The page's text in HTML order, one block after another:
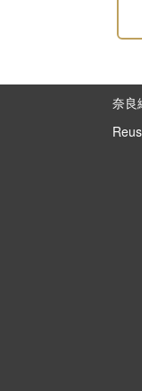
奈良